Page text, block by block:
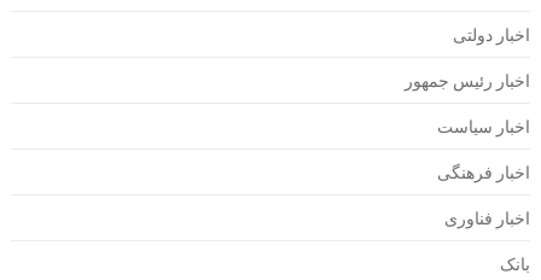
اخبار دولتی
اخبار رئیس جمهور
اخبار سیاست
اخبار فرهنگی
اخبار فناوری
بانک